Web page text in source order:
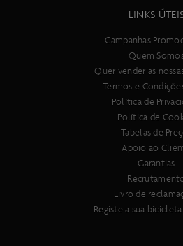
Plasma 6 HMX, 1 1/4"- 1 1/2" Carbono,
Sistema de mudanças eletrónico SRAM
Manípulos de mudança
SRAM eTap AXS Wireless Blips
Sistema de mudanças eletrónico SRAM
SRAM S900 HRD flat mount
Manete de travão dianteira
LINKS
Campanhas
Quem
Quer vender as
Termos e
Política de
Política de
Tabelas de
Apoio ao
Garantias
Livro de
Registe a sua bicicleta